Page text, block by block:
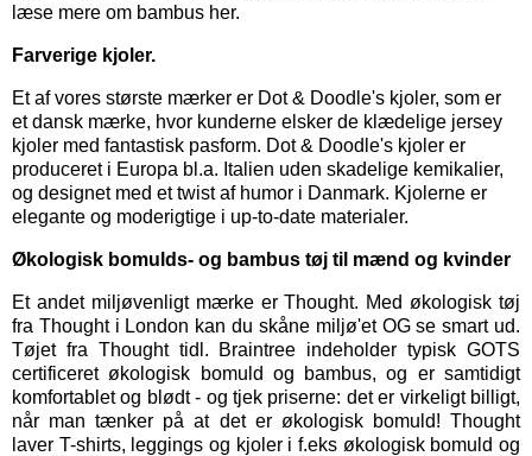
læse mere om bambus her.
Farverige kjoler.
Et af vores største mærker er Dot & Doodle's kjoler, som er
et dansk mærke, hvor kunderne elsker de klædelige jersey
kjoler med fantastisk pasform. Dot & Doodle's kjoler er
produceret i Europa bl.a. Italien uden skadelige kemikalier,
og designet med et twist af humor i Danmark. Kjolerne er
elegante og moderigtige i up-to-date materialer.
Økologisk bomulds- og bambus tøj til mænd og kvinder
Et andet miljøvenligt mærke erThought. Med økologisk tøj
fra Thought i London kan du skåne miljø'et OG se smart ud.
Tøjet fra Thought tidl. Braintree indeholder typisk GOTS
certificeret økologisk bomuld og bambus, og er samtidigt
komfortablet og blødt - og tjek priserne: det er virkeligt billigt,
når man tænker på at det er økologisk bomuld! Thought
laver T-shirts, leggings og kjoler i f.eks økologisk bomuld og